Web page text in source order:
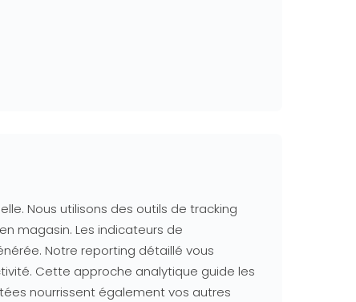
Nous utilisons des outils de tracking
magasin. Les indicateurs de
Notre reporting détaillé vous
Cette approche analytique guide les
nourrissent également vos autres